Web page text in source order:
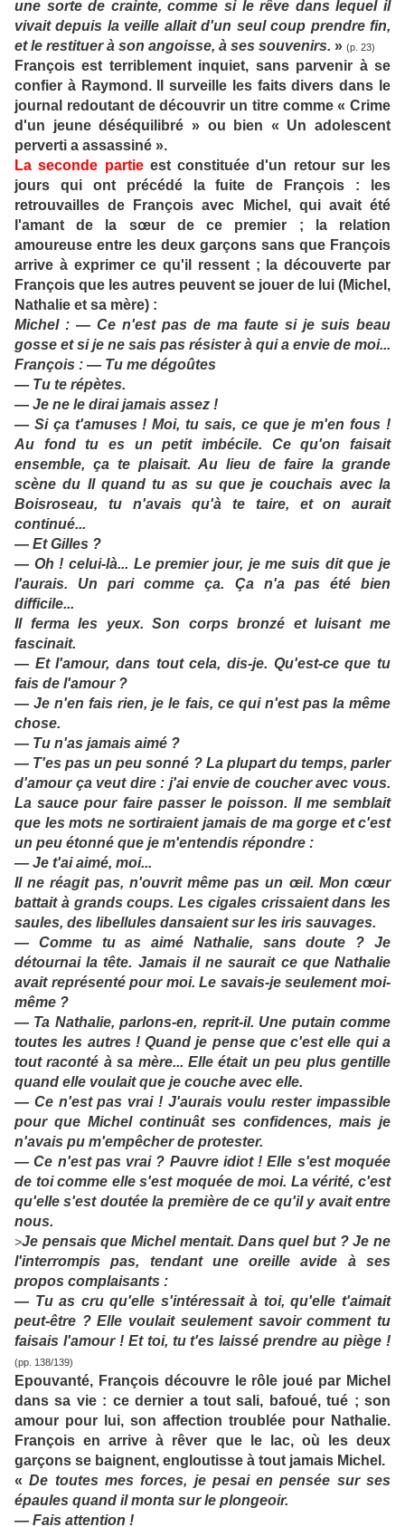
une sorte de crainte, comme si le rêve dans lequel il
vivait depuis la veille allait d'un seul coup prendre fin,
et le restituer à son angoisse, à ses souvenirs. » (p. 23)
François est terriblement inquiet, sans parvenir à se
confier à Raymond. Il surveille les faits divers dans le
journal redoutant de découvrir un titre comme « Crime
d'un jeune déséquilibré » ou bien « Un adolescent
perverti a assassiné ».
La seconde partieest constituée d'un retour sur les
jours qui ont précédé la fuite de François : les
retrouvailles de François avec Michel, qui avait été
l'amant de la sœur de ce premier ; la relation
amoureuse entre les deux garçons sans que François
arrive à exprimer ce qu'il ressent ; la découverte par
François que les autres peuvent se jouer de lui (Michel,
Nathalie et sa mère) :
Michel : — Ce n'est pas de ma faute si je suis beau
gosse et si je ne sais pas résister à qui a envie de moi...
François : — Tu me dégoûtes
— Tu te répètes.
— Je ne le dirai jamais assez !
— Si ça t'amuses ! Moi, tu sais, ce que je m'en fous !
Au fond tu es un petit imbécile. Ce qu'on faisait
ensemble, ça te plaisait. Au lieu de faire la grande
scène du II quand tu as su que je couchais avec la
Boisroseau, tu n'avais qu'à te taire, et on aurait
continué...
— Et Gilles ?
— Oh ! celui-là... Le premier jour, je me suis dit que je
l'aurais. Un pari comme ça. Ça n'a pas été bien
difficile...
Il ferma les yeux. Son corps bronzé et luisant me
fascinait.
— Et l'amour, dans tout cela, dis-je. Qu'est-ce que tu
fais de l'amour ?
— Je n'en fais rien, je le fais, ce qui n'est pas la même
chose.
— Tu n'as jamais aimé ?
— T'es pas un peu sonné ? La plupart du temps, parler
d'amour ça veut dire : j'ai envie de coucher avec vous.
La sauce pour faire passer le poisson. Il me semblait
que les mots ne sortiraient jamais de ma gorge et c'est
un peu étonné que je m'entendis répondre :
— Je t'ai aimé, moi...
Il ne réagit pas, n'ouvrit même pas un œil. Mon cœur
battait à grands coups. Les cigales crissaient dans les
saules, des libellules dansaient sur les iris sauvages.
— Comme tu as aimé Nathalie, sans doute ? Je
détournai la tête. Jamais il ne saurait ce que Nathalie
avait représenté pour moi. Le savais-je seulement moi-
même ?
— Ta Nathalie, parlons-en, reprit-il. Une putain comme
toutes les autres ! Quand je pense que c'est elle qui a
tout raconté à sa mère... Elle était un peu plus gentille
quand elle voulait que je couche avec elle.
— Ce n'est pas vrai ! J'aurais voulu rester impassible
pour que Michel continuât ses confidences, mais je
n'avais pu m'empêcher de protester.
— Ce n'est pas vrai ? Pauvre idiot ! Elle s'est moquée
de toi comme elle s'est moquée de moi. La vérité, c'est
qu'elle s'est doutée la première de ce qu'il y avait entre
nous.
>Je pensais que Michel mentait. Dans quel but ? Je ne
l'interrompis pas, tendant une oreille avide à ses
propos complaisants :
— Tu as cru qu'elle s'intéressait à toi, qu'elle t'aimait
peut-être ? Elle voulait seulement savoir comment tu
faisais l'amour ! Et toi, tu t'es laissé prendre au piège !
(pp. 138/139)
Epouvanté, François découvre le rôle joué par Michel
dans sa vie : ce dernier a tout sali, bafoué, tué ; son
amour pour lui, son affection troublée pour Nathalie.
François en arrive à rêver que le lac, où les deux
garçons se baignent, engloutisse à tout jamais Michel.
«De toutes mes forces, je pesai en pensée sur ses
épaules quand il monta sur le plongeoir.
— Fais attention !